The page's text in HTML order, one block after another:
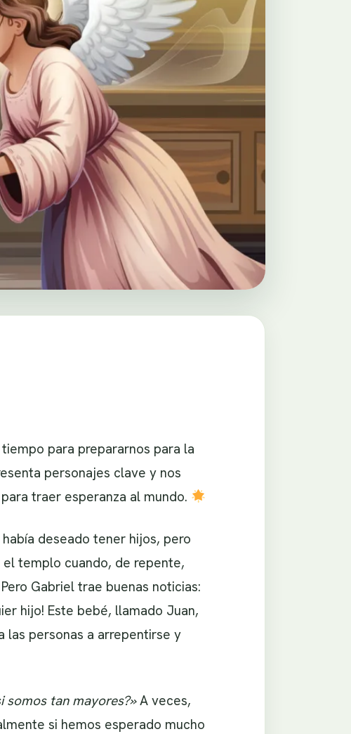
para prepararnos para la
personajes clave y nos
traer esperanza al mundo.
deseado tener hijos, pero
templo cuando, de repente,
Gabriel trae buenas noticias:
hijo! Este bebé, llamado Juan,
las personas a arrepentirse y
somos tan mayores?»A veces,
si hemos esperado mucho